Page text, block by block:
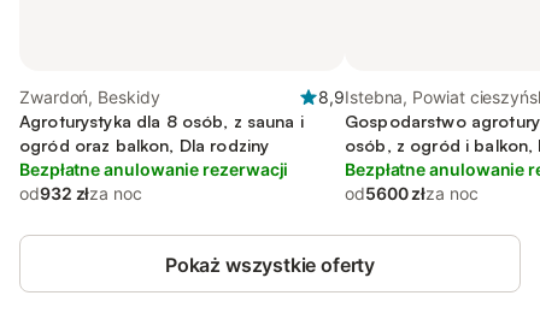
Zwardoń, Beskidy
8,9
Agroturystyka dla 8 osób, z sauna i
ogród oraz balkon, Dla rodziny
Bezpłatne anulowanie rezerwacji
od932 złza noc
Istebna, Powiat
Gospodarstwo
osób, z ogród i balkon,
Bezpłatne anulowanie
od5600 złza noc
Pokaż wszystkie oferty